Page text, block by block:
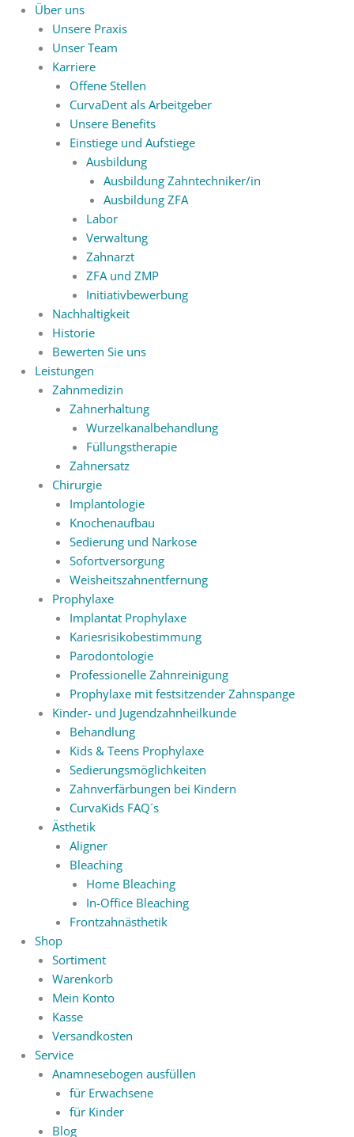
Über uns
Unsere Praxis
Unser Team
Karriere
Offene Stellen
CurvaDent als Arbeitgeber
Unsere Benefits
Einstiege und Aufstiege
Ausbildung
Ausbildung Zahntechniker/in
Ausbildung ZFA
Labor
Verwaltung
Zahnarzt
ZFA und ZMP
Initiativbewerbung
Nachhaltigkeit
Historie
Bewerten Sie uns
Leistungen
Zahnmedizin
Zahnerhaltung
Wurzelkanalbehandlung
Füllungstherapie
Zahnersatz
Chirurgie
Implantologie
Knochenaufbau
Sedierung und Narkose
Sofortversorgung
Weisheitszahnentfernung
Prophylaxe
Implantat Prophylaxe
Kariesrisikobestimmung
Parodontologie
Professionelle Zahnreinigung
Prophylaxe mit festsitzender Zahnspange
Kinder- und Jugendzahnheilkunde
Behandlung
Kids & Teens Prophylaxe
Sedierungsmöglichkeiten
Zahnverfärbungen bei Kindern
CurvaKids FAQ´s
Ästhetik
Aligner
Bleaching
Home Bleaching
In-Office Bleaching
Frontzahnästhetik
Shop
Sortiment
Warenkorb
Mein Konto
Kasse
Versandkosten
Service
Anamnesebogen ausfüllen
für Erwachsene
für Kinder
Blog